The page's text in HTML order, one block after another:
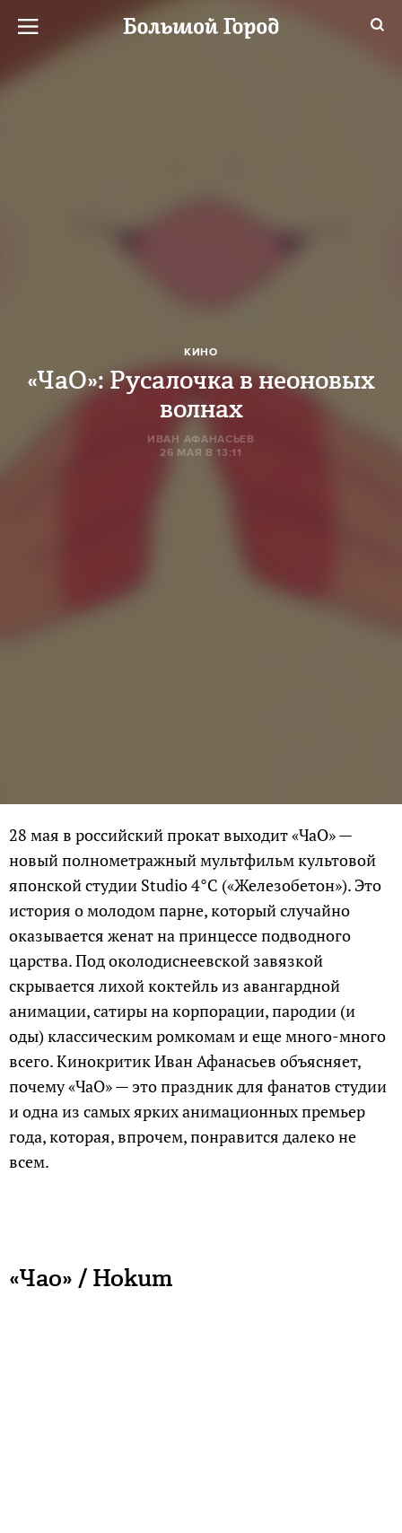
КИНО
«ЧаО»: Русалочка в неоновых
волнах
ИВАН АФАНАСЬЕВ
26 МАЯ В 13:11
28 мая в российский прокат выходит «ЧаО» —
новый полнометражный мультфильм культовой
японской студии Studio 4°C («Железобетон»). Это
история о молодом парне, который случайно
оказывается женат на принцессе подводного
царства. Под околодиснеевской завязкой
скрывается лихой коктейль из авангардной
анимации, сатиры на корпорации, пародии (и
оды) классическим ромкомам и еще много-много
всего. Кинокритик Иван Афанасьев объясняет,
почему «ЧаО» — это праздник для фанатов студии
и одна из самых ярких анимационных премьер
года, которая, впрочем, понравится далеко не
всем.
«Чао» / Hokum